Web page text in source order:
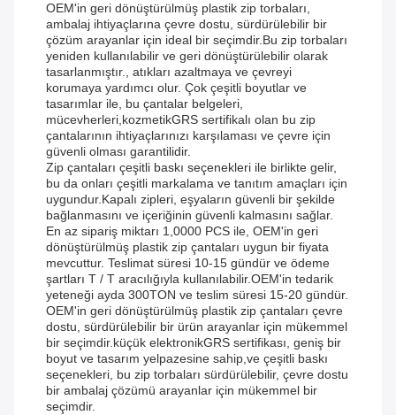
OEM'in geri dönüştürülmüş plastik zip torbaları,
ambalaj ihtiyaçlarına çevre dostu, sürdürülebilir bir
çözüm arayanlar için ideal bir seçimdir.Bu zip torbaları
yeniden kullanılabilir ve geri dönüştürülebilir olarak
tasarlanmıştır., atıkları azaltmaya ve çevreyi
korumaya yardımcı olur. Çok çeşitli boyutlar ve
tasarımlar ile, bu çantalar belgeleri,
mücevherleri,kozmetikGRS sertifikalı olan bu zip
çantalarının ihtiyaçlarınızı karşılaması ve çevre için
güvenli olması garantilidir.
Zip çantaları çeşitli baskı seçenekleri ile birlikte gelir,
bu da onları çeşitli markalama ve tanıtım amaçları için
uygundur.Kapalı zipleri, eşyaların güvenli bir şekilde
bağlanmasını ve içeriğinin güvenli kalmasını sağlar.
En az sipariş miktarı 1,0000 PCS ile, OEM'in geri
dönüştürülmüş plastik zip çantaları uygun bir fiyata
mevcuttur. Teslimat süresi 10-15 gündür ve ödeme
şartları T / T aracılığıyla kullanılabilir.OEM'in tedarik
yeteneği ayda 300TON ve teslim süresi 15-20 gündür.
OEM'in geri dönüştürülmüş plastik zip çantaları çevre
dostu, sürdürülebilir bir ürün arayanlar için mükemmel
bir seçimdir.küçük elektronikGRS sertifikası, geniş bir
boyut ve tasarım yelpazesine sahip,ve çeşitli baskı
seçenekleri, bu zip torbaları sürdürülebilir, çevre dostu
bir ambalaj çözümü arayanlar için mükemmel bir
seçimdir.